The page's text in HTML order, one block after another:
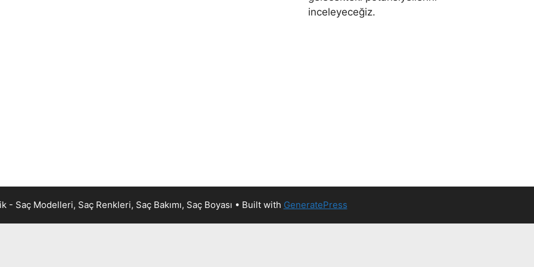
inceleyeceğiz.
- Saç Modelleri, Saç Renkleri, Saç Bakımı, Saç Boyası • Built with GeneratePress